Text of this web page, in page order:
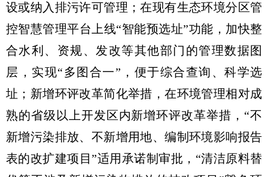
设或纳入排污许可管理；在现有生态环境分区管
控智慧管理平台上线“智能预选址”功能，加快整
合水利、资规、发改等其他部门的管理数据图
层，实现“多图合一”，便于综合查询、科学选
址；新增环评改革简化举措，在环境管理相对成
熟的省级以上开发区内新增环评改革举措，“不
新增污染排放、不新增用地、编制环境影响报告
表的改扩建项目”适用承诺制审批，“清洁原料替